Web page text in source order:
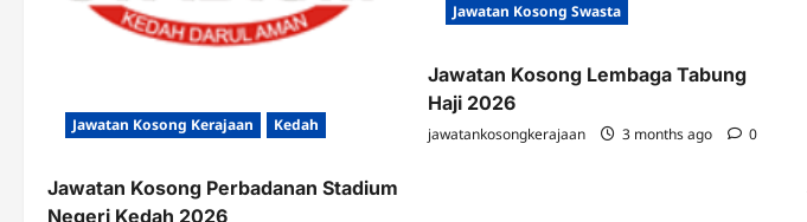
Jawatan Kosong Kerajaan Kedah
Jawatan Kosong Perbadanan Stadium
Negeri Kedah 2026
Jawatan Kosong Swasta
Jawatan Kosong Lembaga Tabung
Haji 2026
jawatankosongkerajaan 3 months ago 0